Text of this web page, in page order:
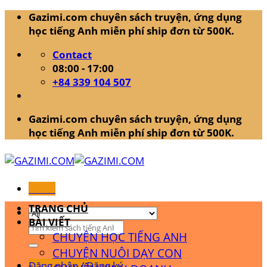
Skip
Gazimi.com chuyên sách truyện, ứng dụng
học tiếng Anh miễn phí ship đơn từ 500K.
Contact
08:00 - 17:00
+84 339 104 507
Gazimi.com chuyên sách truyện, ứng dụng
học tiếng Anh miễn phí ship đơn từ 500K.
Tìm
kiếm:
TRANG CHỦ
BÀI VIẾT
CHUYỆN HỌC TIẾNG ANH
CHUYỆN NUÔI DẠY CON